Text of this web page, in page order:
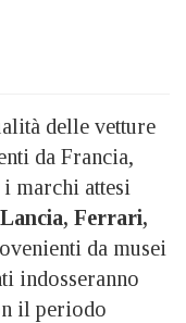
delle vetture
da Francia,
marchi attesi
Ferrari,
da musei
indosseranno
il periodo